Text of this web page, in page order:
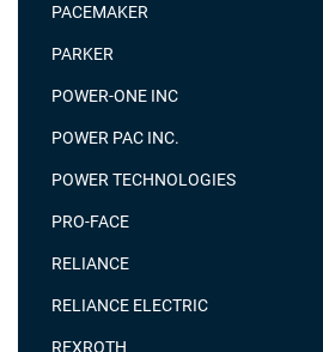
PACEMAKER
PARKER
POWER-ONE INC
POWER PAC INC.
POWER TECHNOLOGIES
PRO-FACE
RELIANCE
RELIANCE ELECTRIC
REXROTH